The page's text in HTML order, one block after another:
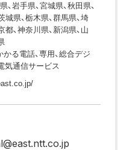
岩手県、宮城県、秋田県、
城県、栃木県、群馬県、埼
都、神奈川県、新潟県、山
る電話、専用、総合デジ
気通信サービス